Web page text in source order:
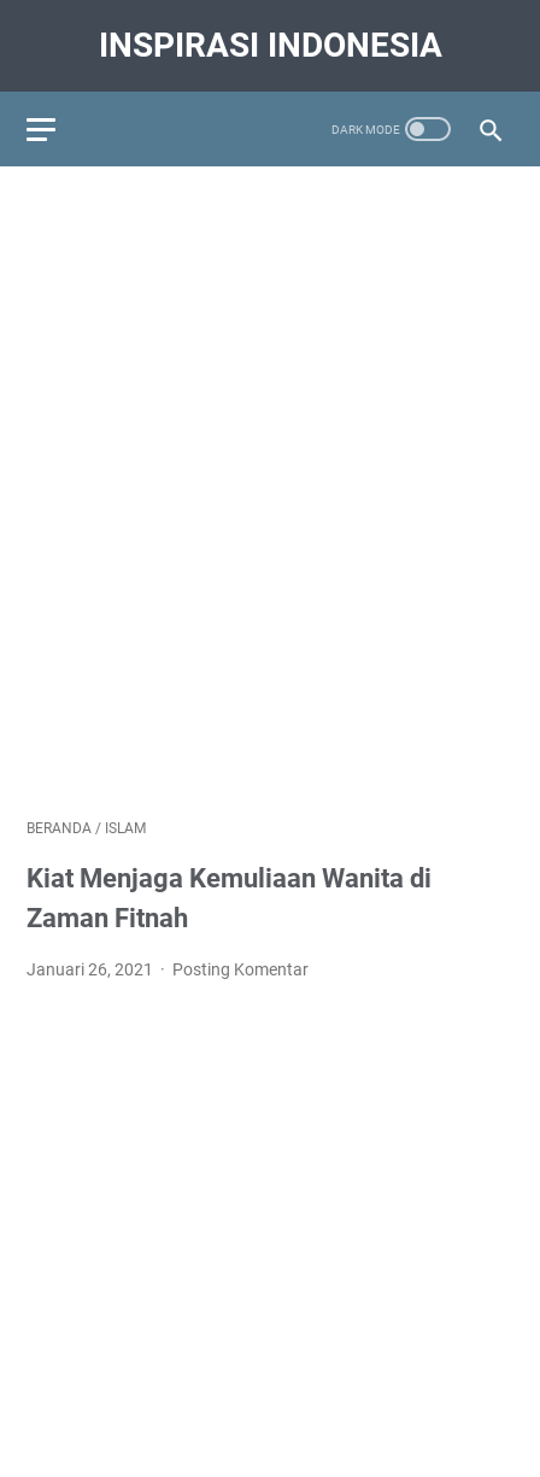
INSPIRASI INDONESIA
BERANDA / ISLAM
Kiat Menjaga Kemuliaan Wanita di
Zaman Fitnah
Januari 26, 2021 Posting Komentar